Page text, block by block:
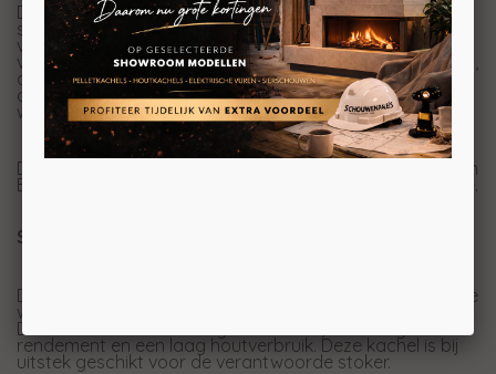
De Wanders Pecan speksteenkachel is een mooie en
strakke speksteenkachel die dankzij de nieuwste
verbrandingstechniek klaar is voor de toekomst. Laat u
verrassen door de prachtige verbranding in deze kachel,
dankzij de rookgasomleidingen die aan beide zijden van
de kachel zijn aangebracht, kan de warmte optimaal
worden benut om het speksteen te verwarmen.
Deze houtkachel is verkrijbaar in drie modellen, de Pecan
Eco Small, de Pecan Eco Medium en de Pecan Eco Large.
Speksteenkachel
Deze speksteenkachel van Wanders houdt 6 tot 8 uur de
warmte vast en geeft deze langzaam vrij aan de ruimte.
Dit betekent een zeer hoge efficiëntie, een hoog
rendement en een laag houtverbruik. Deze kachel is bij
uitstek geschikt voor de verantwoorde stoker.